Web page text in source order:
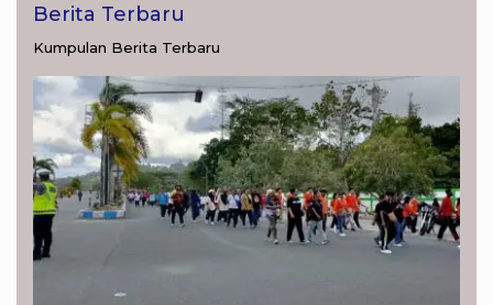
Berita Terbaru
Kumpulan Berita Terbaru